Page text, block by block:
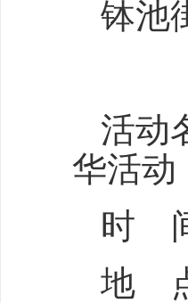
钵池
活动
华活动
时
地